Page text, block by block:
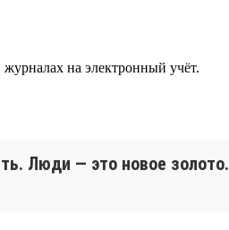
на электронный учёт.
Люди — это новое золото.